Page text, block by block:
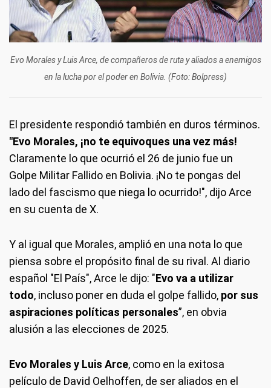
Evo Morales y Luis Arce, de compañeros de ruta y aliados a enemigos
en la lucha por el poder en Bolivia. (Foto: Bolpress)
El presidente respondió también en duros términos.
"Evo Morales, ¡no te equivoques una vez más!
Claramente lo que ocurrió el 26 de junio fue un
Golpe Militar Fallido en Bolivia. ¡No te pongas del
lado del fascismo que niega lo ocurrido!", dijo Arce
en su cuenta de X.
Y al igual que Morales, amplió en una nota lo que
piensa sobre el propósito final de su rival. Al diario
español "El País", Arce le dijo: "Evo va a utilizar
todo, incluso poner en duda el golpe fallido, por sus
aspiraciones políticas personales”, en obvia
alusión a las elecciones de 2025.
Evo Morales y Luis Arce, como en la exitosa
películo de David Oelhoffen, de ser aliados en el